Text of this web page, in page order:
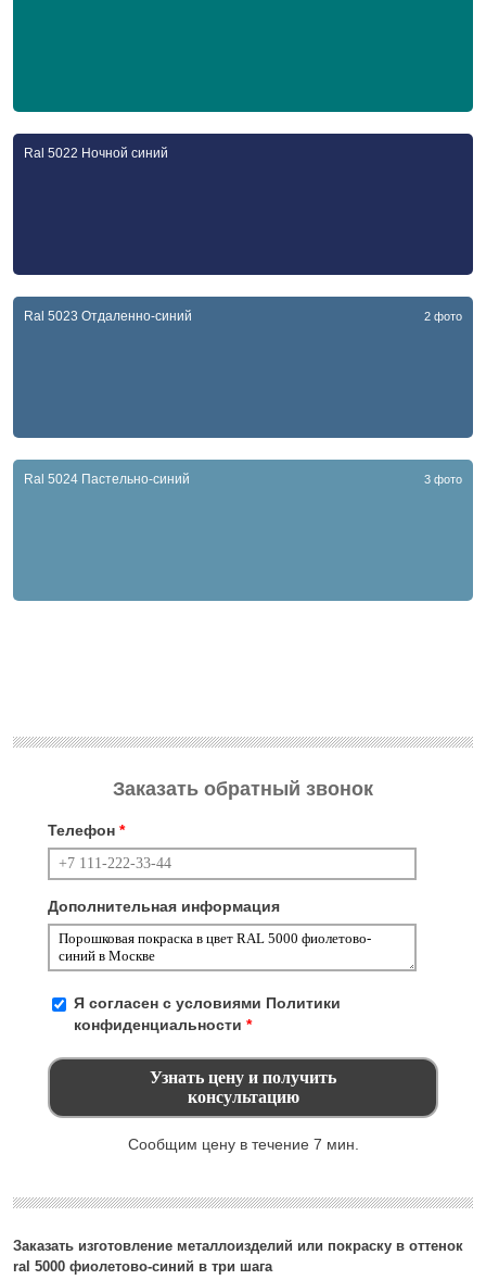
Ral 5022 Ночной синий
Ral 5023 Отдаленно-синий 2 фото
Ral 5024 Пастельно-синий 3 фото
Заказать изготовление металлоизделий или покраску в оттенок
ral 5000 фиолетово-синий в три шага
Заказать обратный звонок
Телефон *
Дополнительная информация
Я согласен с условиями Политики
конфиденциальности *
Сообщим цену в течение 7 мин.